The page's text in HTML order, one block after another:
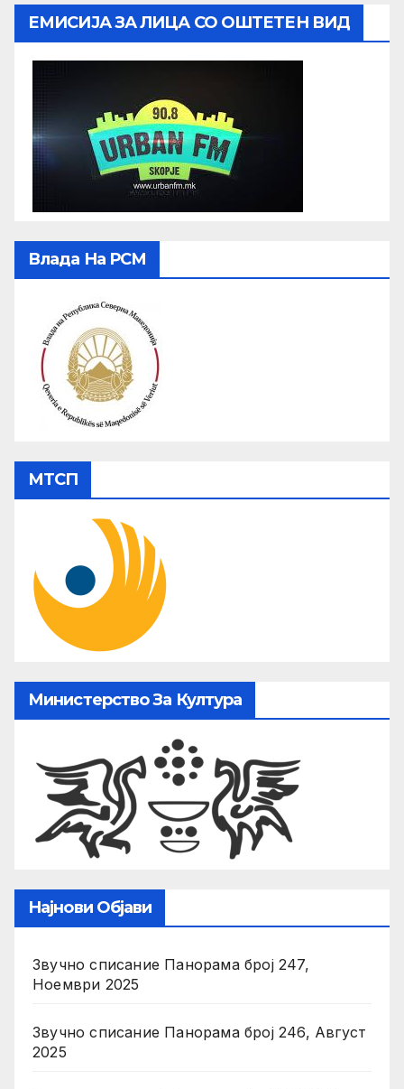
ЕМИСИЈА ЗА ЛИЦА СО ОШТЕТЕН ВИД
Влада На РСМ
МТСП
Министерство За Култура
Најнови Објави
Звучно списание Панорама број 247,
Ноември 2025
Звучно списание Панорама број 246, Август
2025